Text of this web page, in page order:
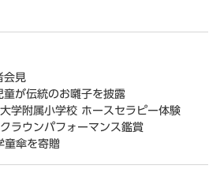
会見
童が伝統のお囃子を披露
学附属小学校 ホースセラピー体験
ラウンパフォーマンス鑑賞
童傘を寄贈